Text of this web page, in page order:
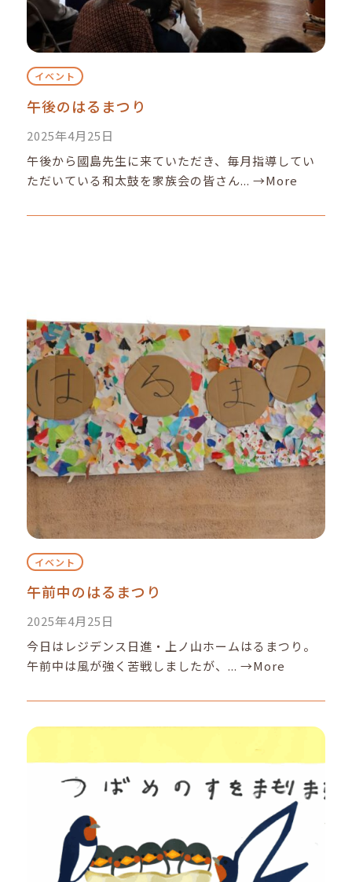
イベント
午後のはるまつり
2025年4月25日
午後から國島先生に来ていただき、毎月指導してい
ただいている和太鼓を家族会の皆さん...→More
イベント
午前中のはるまつり
2025年4月25日
今日はレジデンス日進・上ノ山ホームはるまつり。
午前中は風が強く苦戦しましたが、...→More